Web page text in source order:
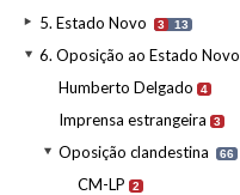
5. Estado Novo 3 13
6. Oposição ao Estado Novo
Humberto Delgado 4
Imprensa estrangeira 3
Oposição clandestina 66
CM-LP 2